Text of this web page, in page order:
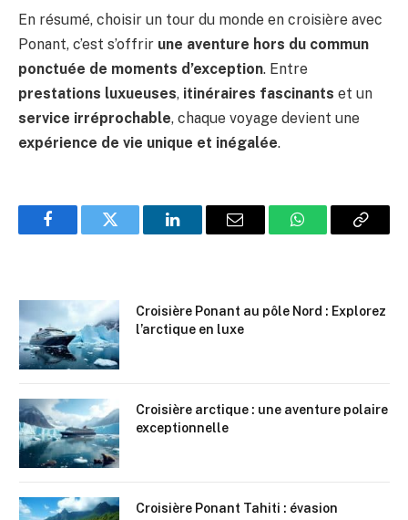
En résumé, choisir un tour du monde en croisière avec
Ponant, c’est s’offrir une aventure hors du commun
ponctuée de moments d’exception. Entre
prestations luxueuses, itinéraires fascinants et un
service irréprochable, chaque voyage devient une
expérience de vie unique et inégalée.
FacebookTwitter LinkedInEmail WhatsAppCopy
Croisière Ponant au pôle Nord : Explorez
l’arctique en luxe
Croisière arctique : une aventure polaire
exceptionnelle
Croisière Ponant Tahiti : évasion